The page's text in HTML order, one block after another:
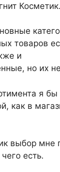
Косметик.
товаров
и
но их
я бы
как в
выбор мне
есть.